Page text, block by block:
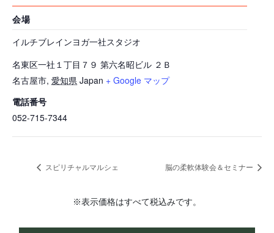
会場
イルチブレインヨガ一社スタジオ
名東区一社１丁目７９ 第六名昭ビル ２Ｂ
名古屋市, 愛知県 Japan + Google マップ
電話番号
052-715-7344
スピリチャルマルシェ 脳の柔軟体験会＆セミナー
※表示価格はすべて税込みです。